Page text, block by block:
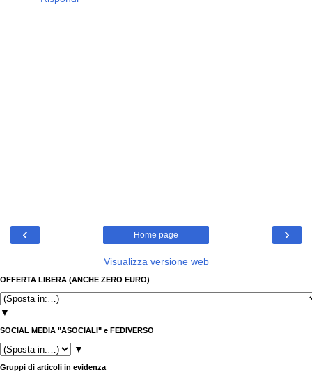
‹ ›
Home page
Visualizza versione web
OFFERTA LIBERA (ANCHE ZERO EURO)
▼
SOCIAL MEDIA "ASOCIALI" e FEDIVERSO
▼
Gruppi di articoli in evidenza